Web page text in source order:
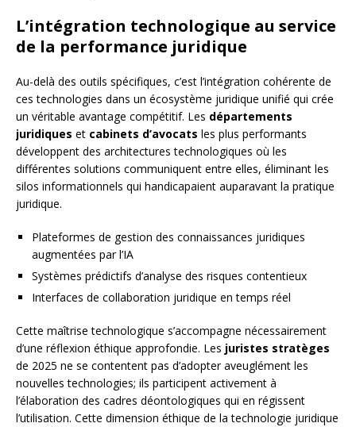
L’intégration technologique au service
de la performance juridique
Au-delà des outils spécifiques, c’est l’intégration cohérente de
ces technologies dans un écosystème juridique unifié qui crée
un véritable avantage compétitif. Les départements
juridiques et cabinets d’avocats les plus performants
développent des architectures technologiques où les
différentes solutions communiquent entre elles, éliminant les
silos informationnels qui handicapaient auparavant la pratique
juridique.
Plateformes de gestion des connaissances juridiques
augmentées par l’IA
Systèmes prédictifs d’analyse des risques contentieux
Interfaces de collaboration juridique en temps réel
Cette maîtrise technologique s’accompagne nécessairement
d’une réflexion éthique approfondie. Les juristes stratèges
de 2025 ne se contentent pas d’adopter aveuglément les
nouvelles technologies; ils participent activement à
l’élaboration des cadres déontologiques qui en régissent
l’utilisation. Cette dimension éthique de la technologie juridique